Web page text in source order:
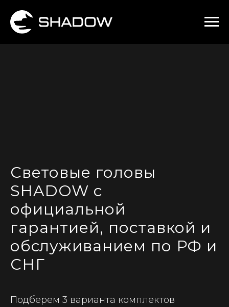
Световые головы
SHADOW с
официальной
гарантией, поставкой и
обслуживанием по РФ и
СНГ
Подберем 3 варианта комплектов